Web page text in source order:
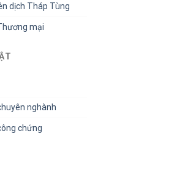
dịch Tháp Tùng
mại
nghành
chứng